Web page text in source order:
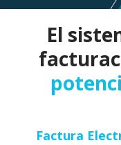
El
Factura